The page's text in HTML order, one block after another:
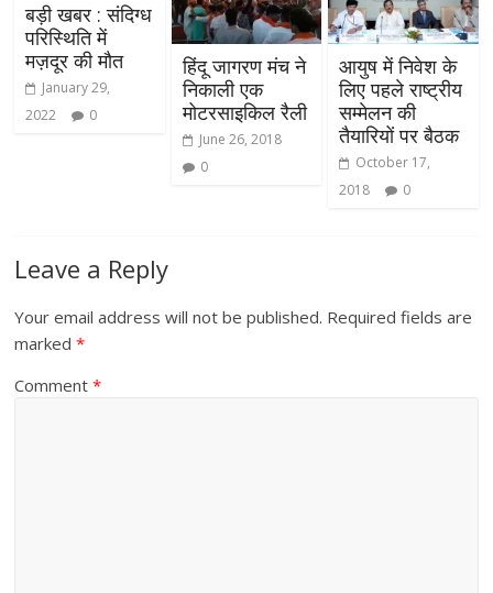
बड़ी खबर : संदिग्ध
परिस्थिति में
मज़दूर की मौत
January 29,
2022
0
हिंदू जागरण मंच ने
निकाली एक
मोटरसाइकिल रैली
June 26, 2018
0
आयुष में निवेश के
लिए पहले राष्‍ट्रीय
सम्‍मेलन की
तै‍यारियों पर बैठक
October 17,
2018
0
Leave a Reply
Your email address will not be published. Required fields are
marked*
Comment*